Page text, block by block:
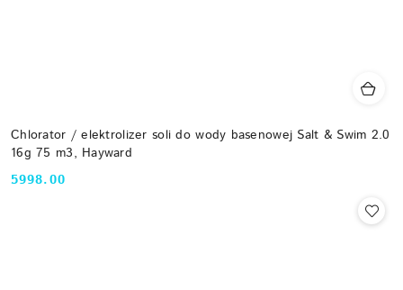
Chlorator / elektrolizer soli do wody basenowej Salt & Swim 2.0
16g 75 m3, Hayward
Cena:
5998.00